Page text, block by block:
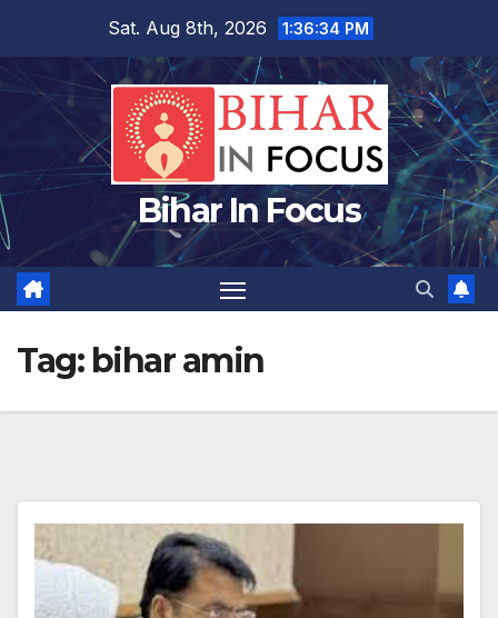
content
Sat. Aug 8th, 2026 1:36:34 PM
Bihar In Focus
Tag: bihar amin